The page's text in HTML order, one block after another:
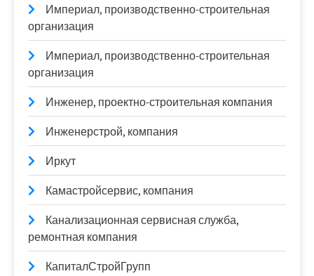
Империал, производственно-строительная
организация
Империал, производственно-строительная
организация
Инженер, проектно-строительная компания
Инженерстрой, компания
Иркут
Камастройсервис, компания
Канализационная сервисная служба,
ремонтная компания
КапиталСтройГрупп